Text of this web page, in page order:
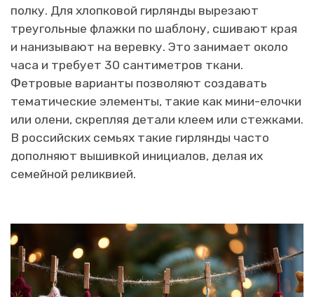
полку. Для хлопковой гирлянды вырезают
треугольные флажки по шаблону, сшивают края
и нанизывают на веревку. Это занимает около
часа и требует 30 сантиметров ткани.
Фетровые варианты позволяют создавать
тематические элементы, такие как мини-елочки
или олени, скрепляя детали клеем или стежками.
В российских семьях такие гирлянды часто
дополняют вышивкой инициалов, делая их
семейной реликвией.